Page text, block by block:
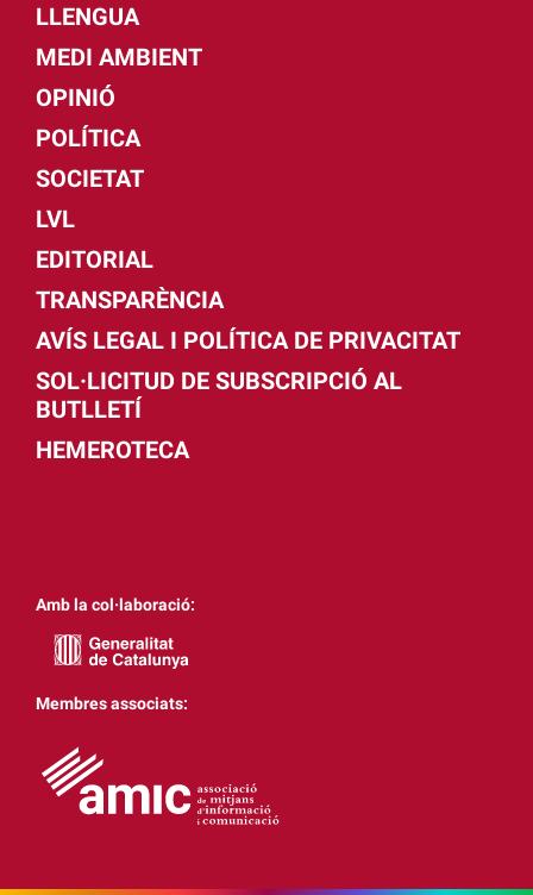
LLENGUA
MEDI AMBIENT
OPINIÓ
POLÍTICA
SOCIETAT
LVL
EDITORIAL
TRANSPARÈNCIA
AVÍS LEGAL I POLÍTICA DE PRIVACITAT
SOL·LICITUD DE SUBSCRIPCIÓ AL
BUTLLETÍ
HEMEROTECA
Amb la col·laboració:
Membres associats: